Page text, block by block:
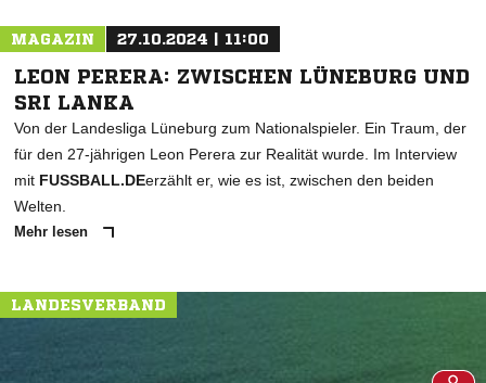
MAGAZIN 27.10.2024 | 11:00
LEON PERERA: ZWISCHEN LÜNEBURG UND
SRI LANKA
Von der Landesliga Lüneburg zum Nationalspieler. Ein Traum, der
für den 27-jährigen Leon Perera zur Realität wurde. Im Interview
mit FUSSBALL.DEerzählt er, wie es ist, zwischen den beiden
Welten.
Mehr lesen
LANDESVERBAND